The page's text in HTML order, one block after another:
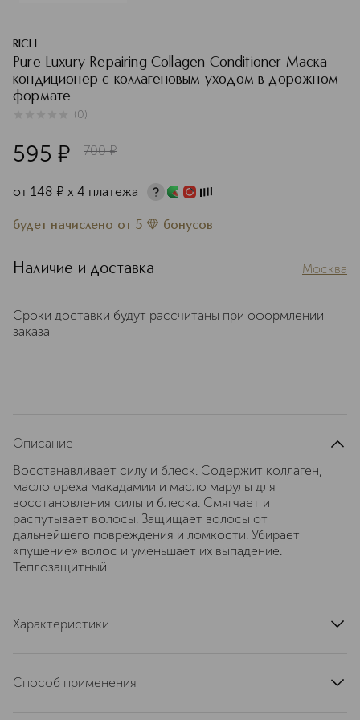
RICH
Pure Luxury Repairing Collagen Conditioner Маска-
кондиционер с коллагеновым уходом в дорожном
формате
(0)
595 ¤ 700 ¤
от 148 ¤ х 4 платежа
будет начислено от 5 бонусов
Наличие и доставка Москва
Сроки доставки будут рассчитаны при оформлении
заказа
Описание
Восстанавливает силу и блеск. Содержит коллаген,
масло ореха макадамии и масло марулы для
восстановления силы и блеска. Смягчает и
распутывает волосы. Защищает волосы от
дальнейшего повреждения и ломкости. Убирает
«пушение» волос и уменьшает их выпадение.
Теплозащитный.
Характеристики
область применения
Способ применения